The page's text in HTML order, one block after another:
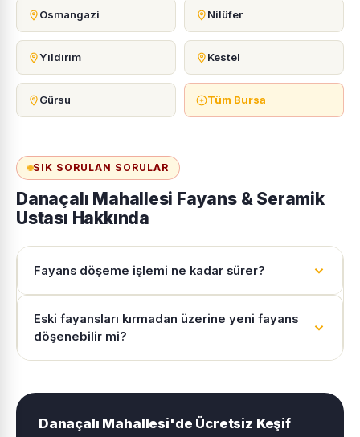
Osmangazi Nilüfer
Yıldırım Kestel
Gürsu Tüm Bursa
SIK SORULAN SORULAR
Danaçalı Mahallesi Fayans & Seramik
Ustası Hakkında
Fayans döşeme işlemi ne kadar sürer?
Eski fayansları kırmadan üzerine yeni fayans
döşenebilir mi?
Danaçalı Mahallesi'de Ücretsiz Keşif